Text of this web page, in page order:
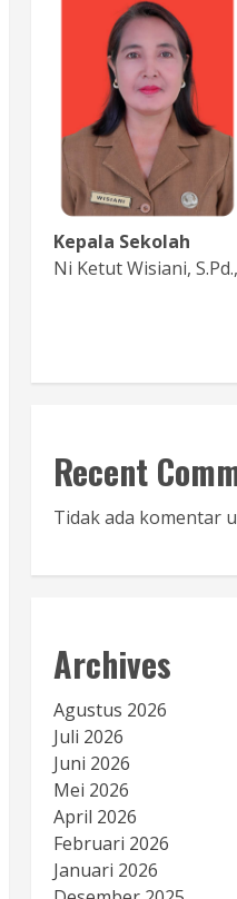
Kepala Sekolah
Ni Ketut Wisiani,
Recent
Tidak ada komentar
Archives
Agustus 2026
Juli 2026
Juni 2026
Mei 2026
April 2026
Februari 2026
Januari 2026